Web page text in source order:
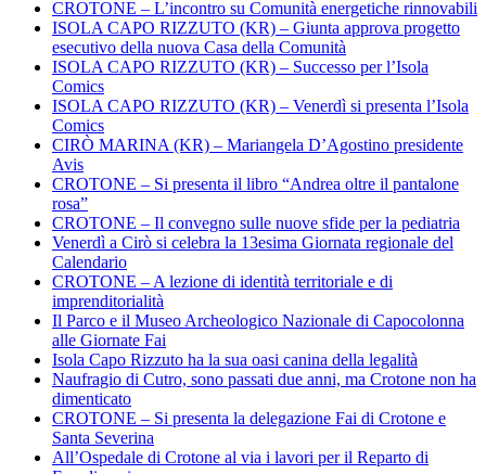
CROTONE – L’incontro su Comunità energetiche rinnovabili
ISOLA CAPO RIZZUTO (KR) – Giunta approva progetto
esecutivo della nuova Casa della Comunità
ISOLA CAPO RIZZUTO (KR) – Successo per l’Isola
Comics
ISOLA CAPO RIZZUTO (KR) – Venerdì si presenta l’Isola
Comics
CIRÒ MARINA (KR) – Mariangela D’Agostino presidente
Avis
CROTONE – Si presenta il libro “Andrea oltre il pantalone
rosa”
CROTONE – Il convegno sulle nuove sfide per la pediatria
Venerdì a Cirò si celebra la 13esima Giornata regionale del
Calendario
CROTONE – A lezione di identità territoriale e di
imprenditorialità
Il Parco e il Museo Archeologico Nazionale di Capocolonna
alle Giornate Fai
Isola Capo Rizzuto ha la sua oasi canina della legalità
Naufragio di Cutro, sono passati due anni, ma Crotone non ha
dimenticato
CROTONE – Si presenta la delegazione Fai di Crotone e
Santa Severina
All’Ospedale di Crotone al via i lavori per il Reparto di